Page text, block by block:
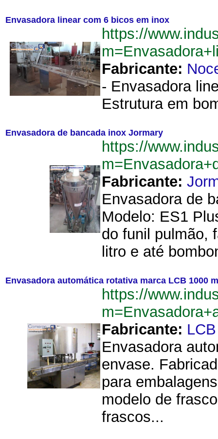
Envasadora linear com 6 bicos em inox
https://
Fabricante:
- Envasadora
Estrutura em
Envasadora de bancada inox Jormary
https://
Fabricante:
Envasadora de
Modelo: ES1
do funil pulmão,
litro e até
Envasadora automática rotativa marca LCB 1000
https://
Fabricante: LCB
Envasadora
envase.
para
modelo de
frascos...